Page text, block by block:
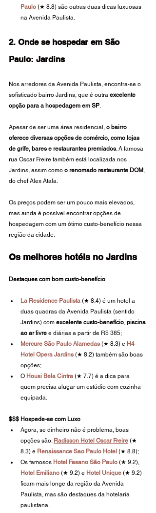
Paulo (★ 8.8) são outras duas dicas luxuosas
na Avenida Paulista.
2. Onde se hospedar em São
Paulo: Jardins
Nos arredores da Avenida Paulista, encontra-se o
sofisticado bairro Jardins, que é outra excelente
opção para a hospedagem em SP
Apesar de ser uma área residencial, o bairro
oferece diversas opções de comércio, como lojas
de grife, bares e restaurantes premiados . A famosa
rua Oscar Freire também está localizada nos
Jardins, assim como o renomado restaurante DOM
do chef Alex Atala.
Os preços podem ser um pouco mais elevados,
mas ainda é possível encontrar opções de
hospedagem com um ótimo custo-benefício nessa
região da cidade.
Os melhores hotéis no Jardins
Destaques com bom custo-benefício
La Residence Paulista (★ 8.4) é um hotel a
duas quadras da Avenida Paulista (sentido
Jardins) com excelente custo-benefício piscina
ao ar livre e diárias a partir de R$ 385;
Mercure São Paulo Alamedas (★ 8.3) e H4
Hotel Opera Jardins (★ 8.2) também são boas
opções;
O Housi Bela Cintra (★ 7.7) é a dica para
quem precisa alugar um estúdio com cozinha
equipada.
$$$ Hospede-se com Luxo
Agora, se dinheiro não é problema, boas
opções são: Radisson Hotel Oscar Freire (★
8.3) e Renaissance Sao Paulo Hotel (★ 8.8);
Os famosos Hotel Fasano São Paulo (★ 9.2),
Hotel Emiliano (★ 9.2) e Hotel Unique (★ 9.2)
ficam mais longe da região da Avenida
Paulista, mas são destaques da hotelaria
paulistana.